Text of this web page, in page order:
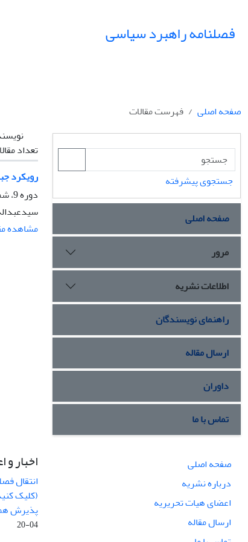
فصلنامه راهبرد سیاسی
صفحه اصلی
فهرست مقالات
تعداد
رویکرد
دوره 9، شماره 4، زمستان 1404، صفحه
مشاهده
جستجوی پیشرفته
صفحه اصلی
مرور
اطلاعات نشریه
راهنمای نویسندگان
ارسال مقاله
داوران
تماس با ما
صفحه اصلی
درباره نشریه
اعضای هیات تحریریه
ارسال مقاله
اخبار و
انتقال
(کلیک
پذیرش
04-20